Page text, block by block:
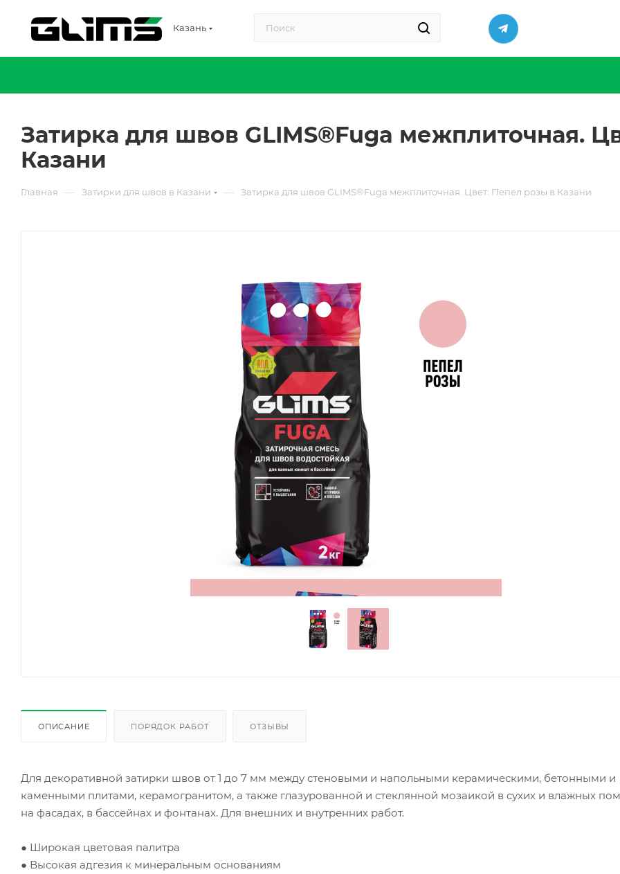
Казань
Затирка для швов GLIMS®Fuga межплиточная.
Казани
Главная — Затирки для швов в Казани — Затирка для швов GLIMS®Fuga межплиточная. Цвет: Пепел розы в Казани
ОПИСАНИЕ ПОРЯДОК РАБОТ ОТЗЫВЫ
Для декоративной затирки швов от 1 до 7 мм между стеновыми и напольными керамическими, бетонными и
каменными плитами, керамогранитом, а также глазурованной и стеклянной мозаикой в сухих и влажных
на фасадах, в бассейнах и фонтанах. Для внешних и внутренних работ.
● Широкая цветовая палитра
● Высокая адгезия к минеральным основаниям